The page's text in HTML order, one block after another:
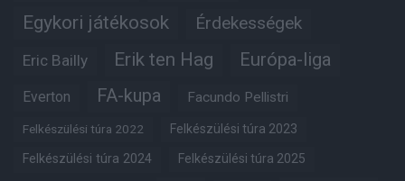
Egykori játékosok Érdekességek
Eric Bailly Erik ten Hag Európa-liga
Everton FA-kupa Facundo Pellistri
Felkészülési túra 2022 Felkészülési túra 2023
Felkészülési túra 2024 Felkészülési túra 2025